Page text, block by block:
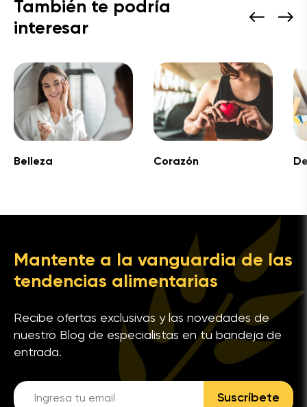
También te podría
interesar
Belleza Corazón
Mantente a la vanguardia de las
tendencias alimentarias
Recibe ofertas exclusivas y las novedades de
nuestro Blog de especialistas en tu bandeja de
entrada.
Suscríbete